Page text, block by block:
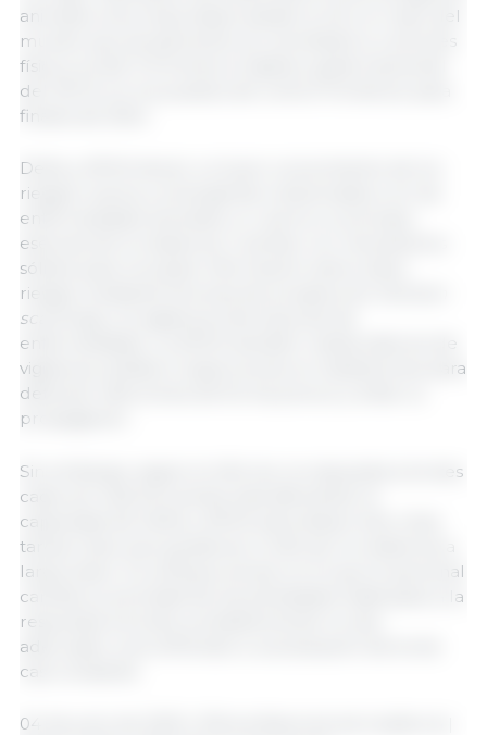
animales vivos importados desde la UE y el resto del
mundo que actualmente son sometidos a controles
físicos, es del 5 % frente al objetivo gubernamental
del 100 %, en los puestos de control fronterizo para
finales de 2024.
Defra y APHA tienen un buen conocimiento de los
riesgos nuevos y emergentes relacionados con las
enfermedades animales, lo cual es un principio
esencial de la resiliencia. Cuentan con mecanismos
sólidos para recopilar información sobre estos
riesgos mediante técnicas de prospección (
scanning
enfermedades. La APHA también realiza labores de
vigilancia, análisis e inspecciones en instalaciones para
detectar infecciones de forma precoz y evitar su
propagación.
Sin embargo, según el informe, la respuesta a brotes
cada vez más frecuentes está afectando la
capacidad de Defra y APHA para desarrollar otras
tareas clave que ayudarían a reforzar la resiliencia a
largo plazo. Su enfoque actual, en el que el personal
cambia su prioridad de las actividades habituales a la
respuesta a brotes, probablemente no sea
adecuado, si se enfrentan a una situación de brote
casi constante.
04 de junio de 2025 | Oficina Nacional de Auditoría |